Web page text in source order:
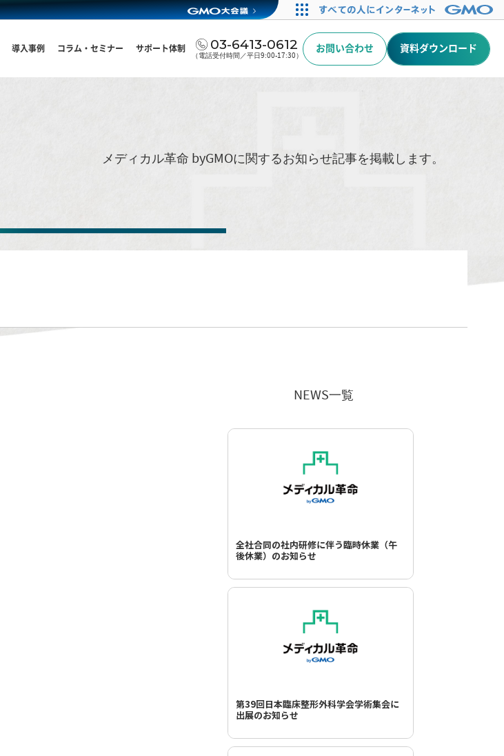
導入事例 コラム・セミナー サポート体制 03-6413-0612
（電話受付時間／平日9:00-17:30）
お問い合わせ 資料ダウンロード
メディカル革命 byGMOに関するお知らせ記事を掲載します。
NEWS一覧
全社合同の社内研修に伴う臨時休業（午
後休業）のお知らせ
第39回日本臨床整形外科学会学術集会に
出展のお知らせ